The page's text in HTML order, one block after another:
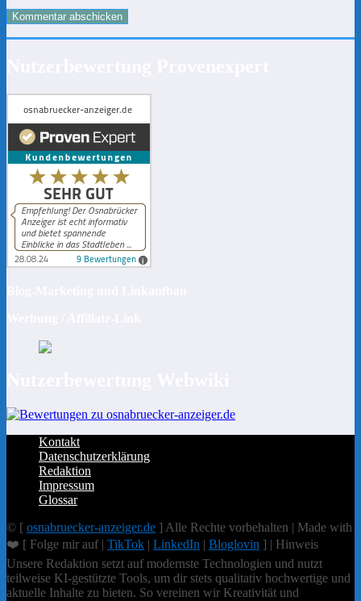
Kontakt
Datenschutzerklärung
Redaktion
Impressum
Glossar
© [ osnabruecker-anzeiger.de ] Alle Rechte vorbehalten | Made with
❤️ [ Folge mir auf | TikTok | LinkedIn | Bloglovin ] | Hinweis
Unsere Redaktion setzt auf modernste Technologien und nutzt
teilweise KI-gestützte Tools, um dir stets qualitativ hochwertige und
aktuelle Inhalte zu bieten. So vereinen wir Kreativität und